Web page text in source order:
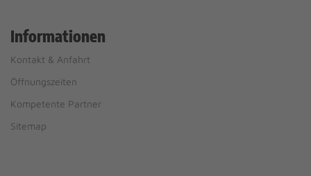
Informationen
Kontakt & Anfahrt
Öffnungszeiten
Kompetente Partner
Sitemap